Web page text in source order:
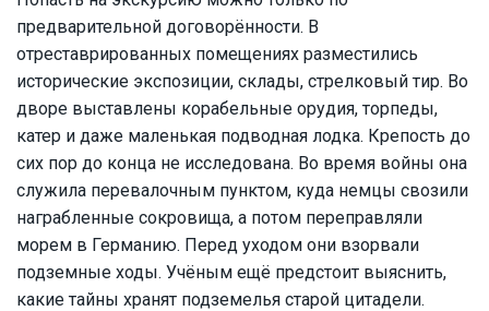
предварительной договорённости. В
отреставрированных помещениях разместились
исторические экспозиции, склады, стрелковый тир. Во
дворе выставлены корабельные орудия, торпеды,
катер и даже маленькая подводная лодка. Крепость до
сих пор до конца не исследована. Во время войны она
служила перевалочным пунктом, куда немцы свозили
награбленные сокровища, а потом переправляли
морем в Германию. Перед уходом они взорвали
подземные ходы. Учёным ещё предстоит выяснить,
какие тайны хранят подземелья старой цитадели.